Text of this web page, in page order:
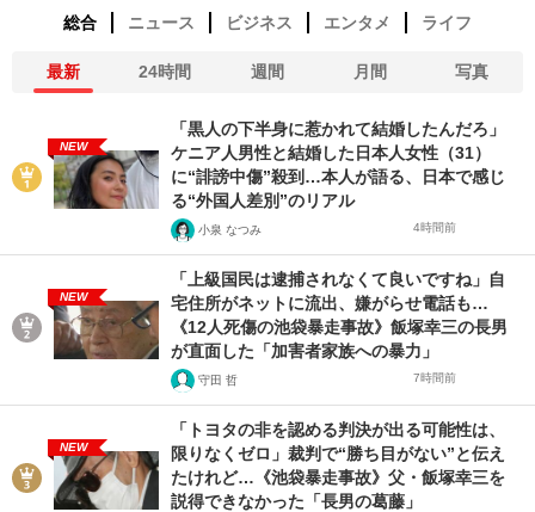
総合 ニュース ビジネス エンタメ ライフ
最新 24時間 週間 月間 写真
NEW
「黒人の下半身に惹かれて結婚したんだろ」
ケニア人男性と結婚した日本人女性（31）
に“誹謗中傷”殺到…本人が語る、日本で感じ
る“外国人差別”のリアル
小泉 なつみ 4時間前
NEW
「上級国民は逮捕されなくて良いですね」自
宅住所がネットに流出、嫌がらせ電話も…
《12人死傷の池袋暴走事故》飯塚幸三の長男
が直面した「加害者家族への暴力」
守田 哲 7時間前
NEW
「トヨタの非を認める判決が出る可能性は、
限りなくゼロ」裁判で“勝ち目がない”と伝え
たけれど…《池袋暴走事故》父・飯塚幸三を
説得できなかった「長男の葛藤」